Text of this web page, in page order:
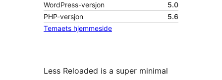
WordPress-versjon
5.0
PHP-versjon
5.6
Temaets hjemmeside
Less Reloaded is a super minimal